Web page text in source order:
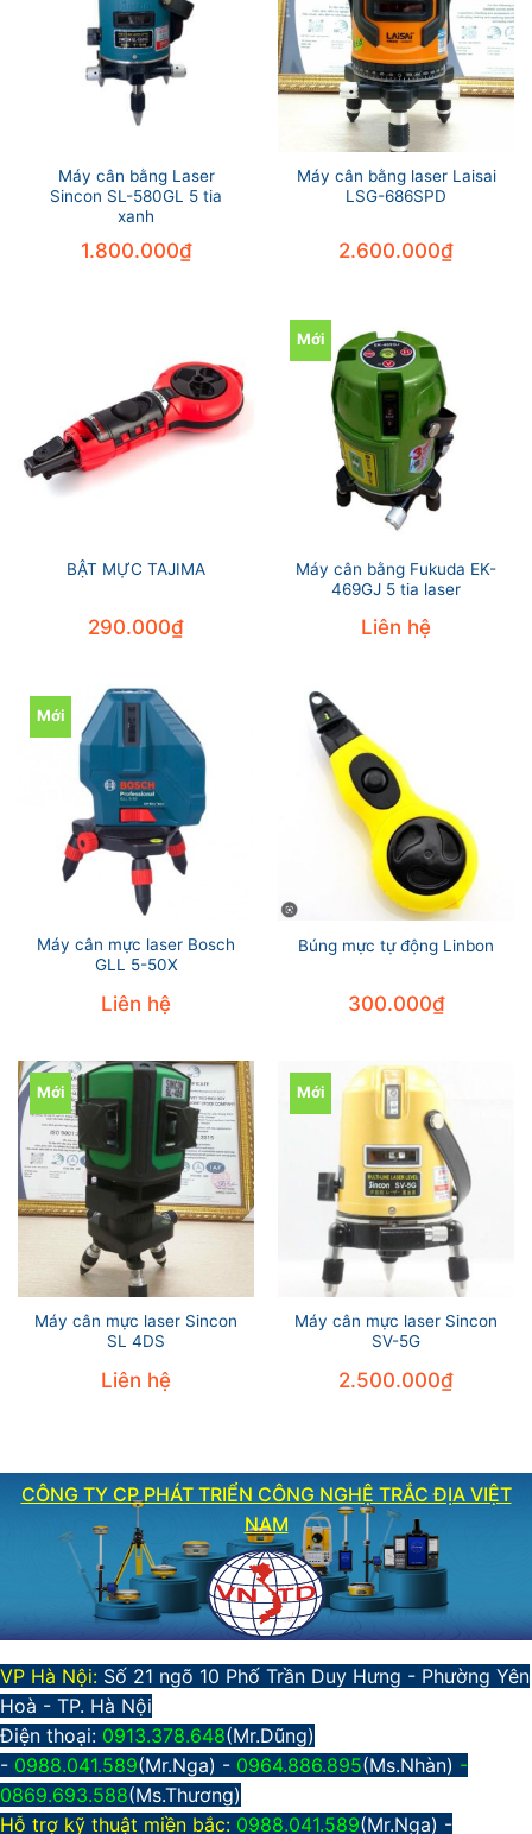
Máy cân bằng Laser
Sincon SL-580GL 5 tia
xanh
1.800.000₫
Máy cân bằng laser Laisai
LSG-686SPD
2.600.000₫
BẬT MỰC TAJIMA
290.000₫
Mới
Máy cân bằng Fukuda EK-
469GJ 5 tia laser
Liên hệ
Mới
Máy cân mực laser Bosch
GLL 5-50X
Liên hệ
Búng mực tự động Linbon
300.000₫
Mới
Máy cân mực laser Sincon
SL 4DS
Liên hệ
Mới
Máy cân mực laser Sincon
SV-5G
2.500.000₫
CÔNG TY CP PHÁT TRIỂN CÔNG NGHỆ TRẮC ĐỊA VIỆT
NAM
VP Hà Nội: Số 21 ngõ 10 Phố Trần Duy Hưng - Phường Yên
Hoà - TP. Hà Nội
Điện thoại: 0913.378.648(Mr.Dũng)
- 0988.041.589(Mr.Nga) - 0964.886.895(Ms.Nhàn) -
0869.693.588(Ms.Thương)
Hỗ trợ kỹ thuật miền bắc: 0988.041.589(Mr.Nga) -